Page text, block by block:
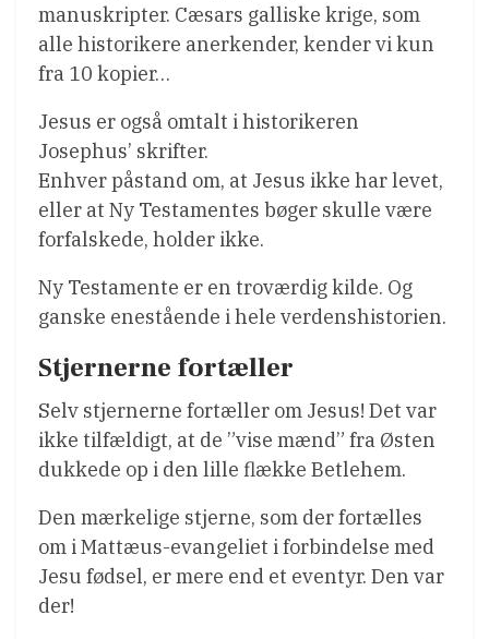
manuskripter. Cæsars galliske krige, som
alle historikere anerkender, kender vi kun
fra 10 kopier…
Jesus er også omtalt i historikeren
Josephus’ skrifter.
Enhver påstand om, at Jesus ikke har levet,
eller at Ny Testamentes bøger skulle være
forfalskede, holder ikke.
Ny Testamente er en troværdig kilde. Og
ganske enestående i hele verdenshistorien.
Stjernerne fortæller
Selv stjernerne fortæller om Jesus! Det var
ikke tilfældigt, at de ”vise mænd” fra Østen
dukkede op i den lille flække Betlehem.
Den mærkelige stjerne, som der fortælles
om i Mattæus-evangeliet i forbindelse med
Jesu fødsel, er mere end et eventyr. Den var
der!